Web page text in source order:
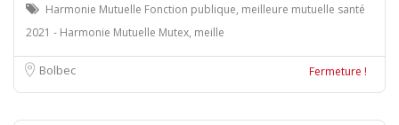
Harmonie Mutuelle Fonction publique, meilleure mutuelle santé
2021 - Harmonie Mutuelle Mutex, meille
Bolbec Fermeture !